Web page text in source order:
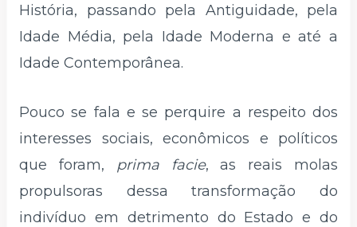
História, passando pela Antiguidade, pela
Idade Média, pela Idade Moderna e até a
Idade Contemporânea.
Pouco se fala e se perquire a respeito dos
interesses sociais, econômicos e políticos
que foram,
prima facie, as reais molas
propulsoras dessa transformação do
indivíduo em detrimento do Estado e do